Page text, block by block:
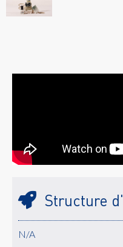
Structure d'
N/A